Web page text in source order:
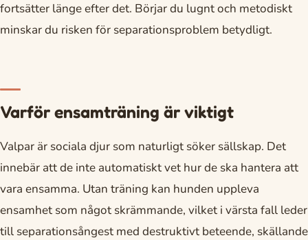
fortsätter länge efter det. Börjar du lugnt och metodiskt
minskar du risken för separationsproblem betydligt.
Varför ensamträning är viktigt
Valpar är sociala djur som naturligt söker sällskap. Det
innebär att de inte automatiskt vet hur de ska hantera att
vara ensamma. Utan träning kan hunden uppleva
ensamhet som något skrämmande, vilket i värsta fall leder
till separationsångest med destruktivt beteende, skällande